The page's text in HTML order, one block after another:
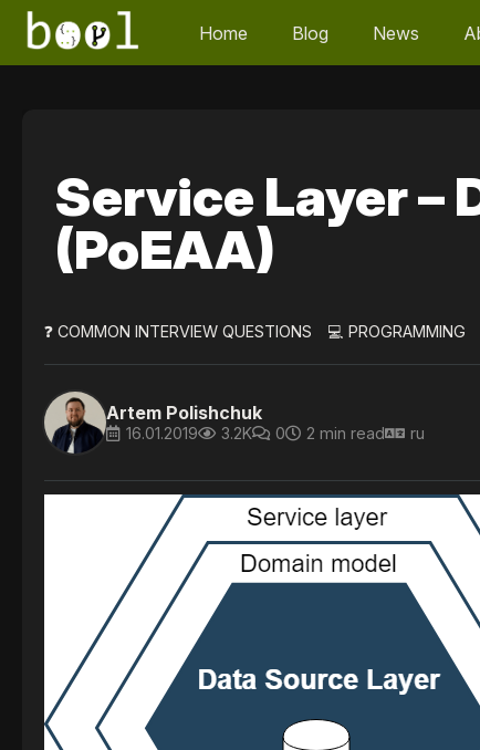
Home Blog News
Service Layer –
(PoEAA)
❓ COMMON INTERVIEW QUESTIONS 💻 PROGRAMMING
Artem Polishchuk
16.01.2019 3.2K 0 2 min read ru